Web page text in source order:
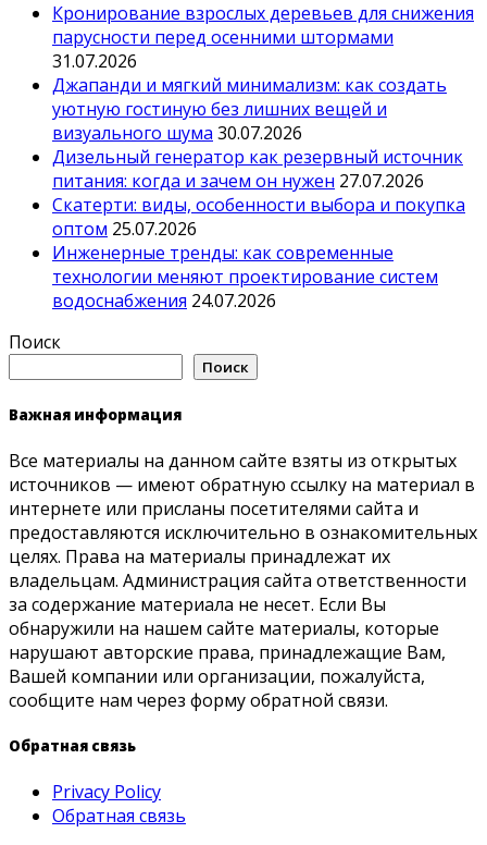
Кронирование взрослых деревьев для снижения
парусности перед осенними штормами
31.07.2026
Джапанди и мягкий минимализм: как создать
уютную гостиную без лишних вещей и
визуального шума 30.07.2026
Дизельный генератор как резервный источник
питания: когда и зачем он нужен 27.07.2026
Скатерти: виды, особенности выбора и покупка
оптом 25.07.2026
Инженерные тренды: как современные
технологии меняют проектирование систем
водоснабжения 24.07.2026
Поиск
Поиск
Важная информация
Все материалы на данном сайте взяты из открытых
источников — имеют обратную ссылку на материал в
интернете или присланы посетителями сайта и
предоставляются исключительно в ознакомительных
целях. Права на материалы принадлежат их
владельцам. Администрация сайта ответственности
за содержание материала не несет. Если Вы
обнаружили на нашем сайте материалы, которые
нарушают авторские права, принадлежащие Вам,
Вашей компании или организации, пожалуйста,
сообщите нам через форму обратной связи.
Обратная связь
Privacy Policy
Обратная связь